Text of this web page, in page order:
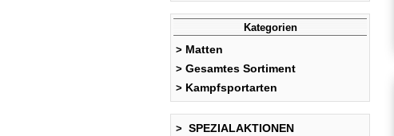
Kategorien
> Matten
> Gesamtes Sortiment
> Kampfsportarten
> SPEZIALAKTIONEN